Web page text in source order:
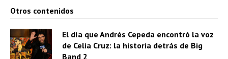
Otros contenidos
El día que Andrés Cepeda encontró la voz
de Celia Cruz: la historia detrás de Big
Band 2